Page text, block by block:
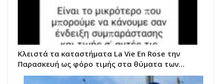
Κλειστά τα καταστήματα La Vie Εn Rose την
Παρασκευή ως φόρο τιμής στα θύματα των…